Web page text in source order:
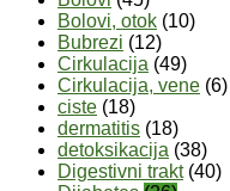
Bolovi, otok (10)
Bubrezi (12)
Cirkulacija (49)
Cirkulacija, vene (6)
ciste (18)
dermatitis (18)
detoksikacija (38)
Digestivni trakt (40)